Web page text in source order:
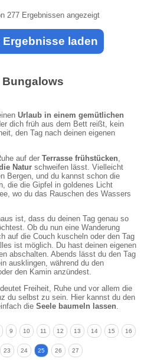
277 Ergebnissen angezeigt
Ergebnisse laden
Urlaub in einem gemütlichen
dich früh aus dem Bett reißt, kein
den Tag nach deinen eigenen
auf derTerrasse frühstücken
Natur schweifen lässt. Vielleicht
Bergen, und du kannst schon die
die die Gipfel in goldenes Licht
wo du das Rauschen des Wassers
ist, dass du deinen Tag genau so
Ob du nun eine Wanderung
auf die Couch kuscheln oder den Tag
ist möglich. Du hast deinen eigenen
abschalten. Abends lässt du den Tag
ausklingen, während du den
den Kamin anzündest.
Freiheit, Ruhe und vor allem die
du selbst zu sein. Hier kannst du den
die Seele baumeln lassen.
9 10 11 12 13 14 15 16
23 24 25 26 27